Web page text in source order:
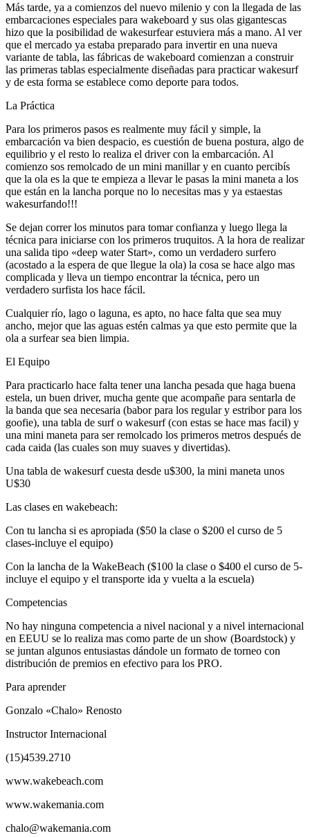
Más tarde, ya a comienzos del nuevo milenio y con la llegada de las
embarcaciones especiales para wakeboard y sus olas gigantescas
hizo que la posibilidad de wakesurfear estuviera más a mano. Al ver
que el mercado ya estaba preparado para invertir en una nueva
variante de tabla, las fábricas de wakeboard comienzan a construir
las primeras tablas especialmente diseñadas para practicar wakesurf
y de esta forma se establece como deporte para todos.
La Práctica
Para los primeros pasos es realmente muy fácil y simple, la
embarcación va bien despacio, es cuestión de buena postura, algo de
equilibrio y el resto lo realiza el driver con la embarcación. Al
comienzo sos remolcado de un mini manillar y en cuanto percibís
que la ola es la que te empieza a llevar le pasas la mini maneta a los
que están en la lancha porque no lo necesitas mas y ya estaestas
wakesurfando!!!
Se dejan correr los minutos para tomar confianza y luego llega la
técnica para iniciarse con los primeros truquitos. A la hora de realizar
una salida tipo «deep water Start», como un verdadero surfero
(acostado a la espera de que llegue la ola) la cosa se hace algo mas
complicada y lleva un tiempo encontrar la técnica, pero un
verdadero surfista los hace fácil.
Cualquier río, lago o laguna, es apto, no hace falta que sea muy
ancho, mejor que las aguas estén calmas ya que esto permite que la
ola a surfear sea bien limpia.
El Equipo
Para practicarlo hace falta tener una lancha pesada que haga buena
estela, un buen driver, mucha gente que acompañe para sentarla de
la banda que sea necesaria (babor para los regular y estribor para los
goofie), una tabla de surf o wakesurf (con estas se hace mas facil) y
una mini maneta para ser remolcado los primeros metros después de
cada caida (las cuales son muy suaves y divertidas).
Una tabla de wakesurf cuesta desde u$300, la mini maneta unos
U$30
Las clases en wakebeach:
Con tu lancha si es apropiada ($50 la clase o $200 el curso de 5
clases-incluye el equipo)
Con la lancha de la WakeBeach ($100 la clase o $400 el curso de 5-
incluye el equipo y el transporte ida y vuelta a la escuela)
Competencias
No hay ninguna competencia a nivel nacional y a nivel internacional
en EEUU se lo realiza mas como parte de un show (Boardstock) y
se juntan algunos entusiastas dándole un formato de torneo con
distribución de premios en efectivo para los PRO.
Para aprender
Gonzalo «Chalo» Renosto
Instructor Internacional
(15)4539.2710
www.wakebeach.com
www.wakemania.com
chalo@wakemania.com